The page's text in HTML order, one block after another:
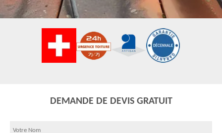
DEMANDE DE DEVIS GRATUIT